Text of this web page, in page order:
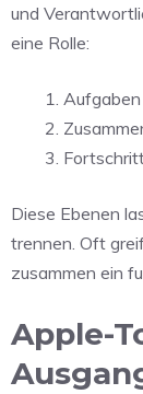
und
eine Rolle:
Diese Ebenen
trennen. Oft
zusammen ein
Apple-